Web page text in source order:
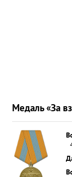
Медаль «За